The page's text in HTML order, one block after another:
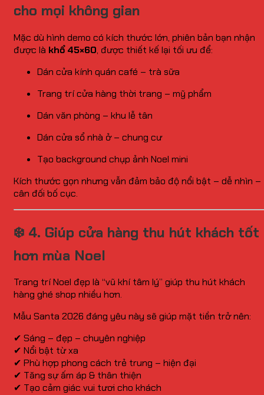
cho mọi không gian
Mặc dù hình demo có kích thước lớn, phiên bản bạn nhận
được là khổ 45×60, được thiết kế lại tối ưu để:
Dán cửa kính quán café – trà sữa
Trang trí cửa hàng thời trang – mỹ phẩm
Dán văn phòng – khu lễ tân
Dán cửa sổ nhà ở – chung cư
Tạo background chụp ảnh Noel mini
Kích thước gọn nhưng vẫn đảm bảo độ nổi bật – dễ nhìn –
cân đối bố cục.
❄️ 4. Giúp cửa hàng thu hút khách tốt
hơn mùa Noel
Trang trí Noel đẹp là “vũ khí tâm lý” giúp thu hút khách
hàng ghé shop nhiều hơn.
Mẫu Santa 2026 đáng yêu này sẽ giúp mặt tiền trở nên:
✔ Sáng – đẹp – chuyên nghiệp
✔ Nổi bật từ xa
✔ Phù hợp phong cách trẻ trung – hiện đại
✔ Tăng sự ấm áp & thân thiện
✔ Tạo cảm giác vui tươi cho khách